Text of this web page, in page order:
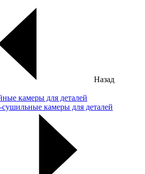
Назад
камеры для деталей
камеры для деталей